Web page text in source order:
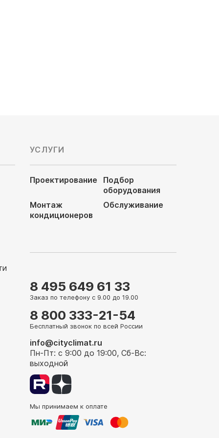
УСЛУГИ
Проектирование
Подбор
оборудования
Монтаж
кондиционеров
Обслуживание
8 495 649 61 33
Заказ по телефону с 9.00 до 19.00
8 800 333-21-54
Бесплатный звонок по всей России
info@cityclimat.ru
Пн-Пт: с 9:00 до 19:00, Сб-Вс:
выходной
Мы принимаем к оплате